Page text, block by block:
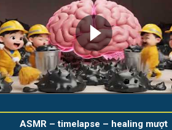
ASMR – timelapse – healing mượt